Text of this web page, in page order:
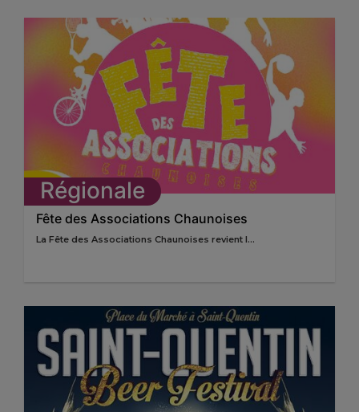
Régionale
Fête des Associations Chaunoises
La Fête des Associations Chaunoises revient l...